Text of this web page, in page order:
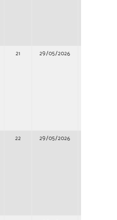
21 29/05/2026
22 29/05/2026